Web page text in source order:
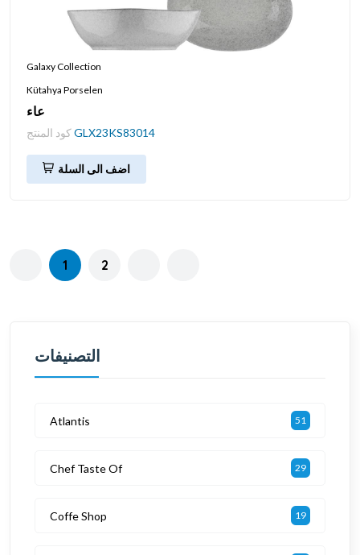
Galaxy Collection
Kütahya Porselen
عاء
GLX23KS83014
اضف الى السلة
1 2
التصنيفات
Atlantis 51
Chef Taste Of 29
Coffe Shop 19